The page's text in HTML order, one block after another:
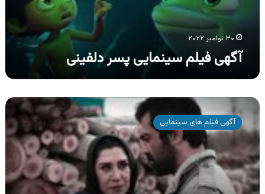
۳۰ نوامبر ۲۰۲۲
آگهی فیلم سینمایی پسر دلفینی
آگهی
فیلم
سینمایی
بی
آبان
آگهی فیلم های سینمایی